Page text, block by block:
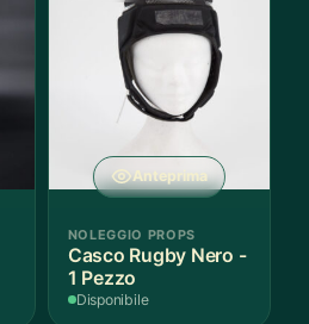
Anteprima
NOLEGGIO PROPS
Casco Rugby Nero -
1 Pezzo
Disponibile